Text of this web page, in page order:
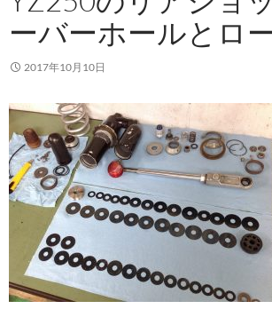
ーバーホールとロ
2017年10月10日